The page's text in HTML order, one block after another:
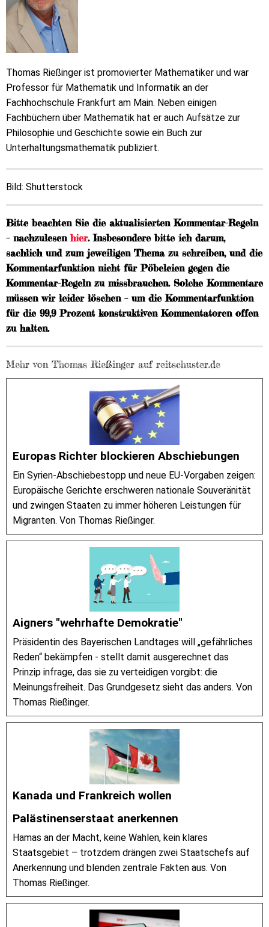
Thomas Rießinger ist promovierter Mathematiker und war
Professor für Mathematik und Informatik an der
Fachhochschule Frankfurt am Main. Neben einigen
Fachbüchern über Mathematik hat er auch Aufsätze zur
Philosophie und Geschichte sowie ein Buch zur
Unterhaltungsmathematik publiziert.
Bild: Shutterstock
Bitte beachten Sie die aktualisierten Kommentar-Regeln
– nachzulesenhier. Insbesondere bitte ich darum,
sachlich und zum jeweiligen Thema zu schreiben, und die
Kommentarfunktion nicht für Pöbeleien gegen die
Kommentar-Regeln zu missbrauchen. Solche Kommentare
müssen wir leider löschen – um die Kommentarfunktion
für die 99,9 Prozent konstruktiven Kommentatoren offen
zu halten.
Mehr von Thomas Rießinger auf reitschuster.de
Europas Richter blockieren Abschiebungen
Ein Syrien-Abschiebestopp und neue EU-Vorgaben zeigen:
Europäische Gerichte erschweren nationale Souveränität
und zwingen Staaten zu immer höheren Leistungen für
Migranten. Von Thomas Rießinger.
Aigners "wehrhafte Demokratie"
Präsidentin des Bayerischen Landtages will „gefährliches
Reden“ bekämpfen - stellt damit ausgerechnet das
Prinzip infrage, das sie zu verteidigen vorgibt: die
Meinungsfreiheit. Das Grundgesetz sieht das anders. Von
Thomas Rießinger.
Kanada und Frankreich wollen
Palästinenserstaat anerkennen
Hamas an der Macht, keine Wahlen, kein klares
Staatsgebiet – trotzdem drängen zwei Staatschefs auf
Anerkennung und blenden zentrale Fakten aus. Von
Thomas Rießinger.